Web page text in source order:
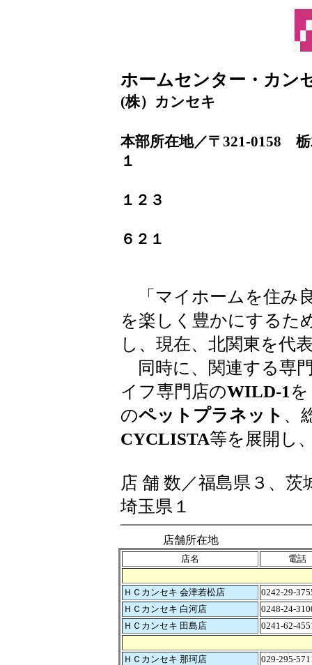
ホームセンター・カン
(株）カンセキ
本部所在地／〒321-0158
１
１２３
６２１
「マイホームを住み
を楽しく豊かにするた
し、現在、北関東を代
同時に、関連する専
イフ専門店のWILD-1
のペットプラネット 、
CYCLISTA等を展開し
店 舗 数／福島県３、
埼玉県１
店舗所在地 ※注．
店名 電話
ＨＣカンセキ 会津若松店
0242-29-
ＨＣカンセキ 白河店
0248-24-
ＨＣカンセキ 田島店
0241-62-
ＨＣカンセキ 那珂店 029-295-